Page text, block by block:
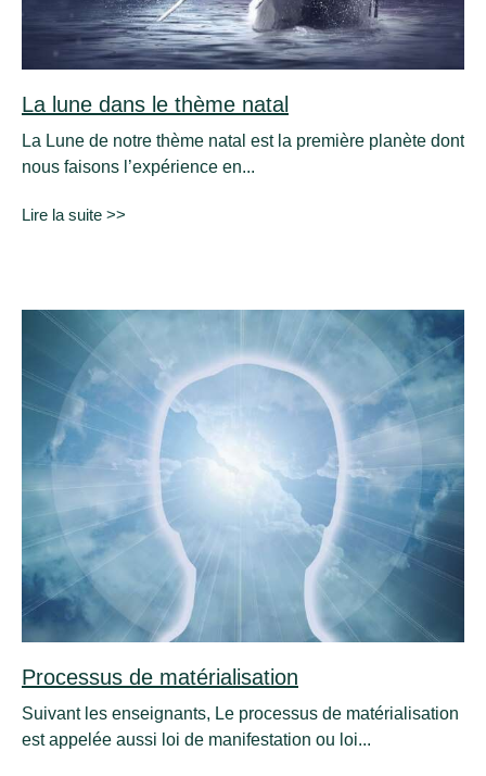
La lune dans le thème natal
La Lune de notre thème natal est la première planète dont
nous faisons l’expérience en...
Lire la suite >>
Processus de matérialisation
Suivant les enseignants, Le processus de matérialisation
est appelée aussi loi de manifestation ou loi...